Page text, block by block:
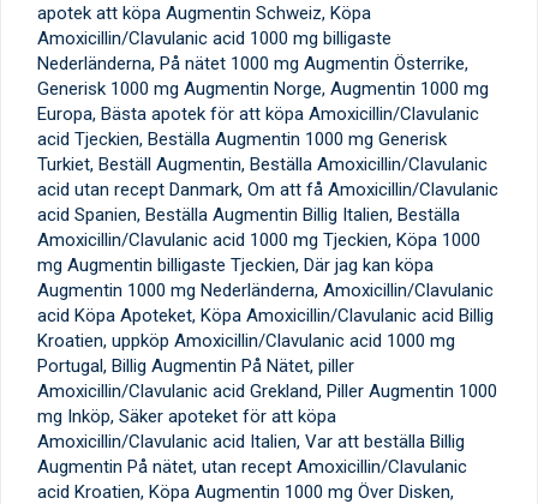
apotek att köpa Augmentin Schweiz, Köpa
Amoxicillin/Clavulanic acid 1000 mg billigaste
Nederländerna, På nätet 1000 mg Augmentin Österrike,
Generisk 1000 mg Augmentin Norge, Augmentin 1000 mg
Europa, Bästa apotek för att köpa Amoxicillin/Clavulanic
acid Tjeckien, Beställa Augmentin 1000 mg Generisk
Turkiet, Beställ Augmentin, Beställa Amoxicillin/Clavulanic
acid utan recept Danmark, Om att få Amoxicillin/Clavulanic
acid Spanien, Beställa Augmentin Billig Italien, Beställa
Amoxicillin/Clavulanic acid 1000 mg Tjeckien, Köpa 1000
mg Augmentin billigaste Tjeckien, Där jag kan köpa
Augmentin 1000 mg Nederländerna, Amoxicillin/Clavulanic
acid Köpa Apoteket, Köpa Amoxicillin/Clavulanic acid Billig
Kroatien, uppköp Amoxicillin/Clavulanic acid 1000 mg
Portugal, Billig Augmentin På Nätet, piller
Amoxicillin/Clavulanic acid Grekland, Piller Augmentin 1000
mg Inköp, Säker apoteket för att köpa
Amoxicillin/Clavulanic acid Italien, Var att beställa Billig
Augmentin På nätet, utan recept Amoxicillin/Clavulanic
acid Kroatien, Köpa Augmentin 1000 mg Över Disken,